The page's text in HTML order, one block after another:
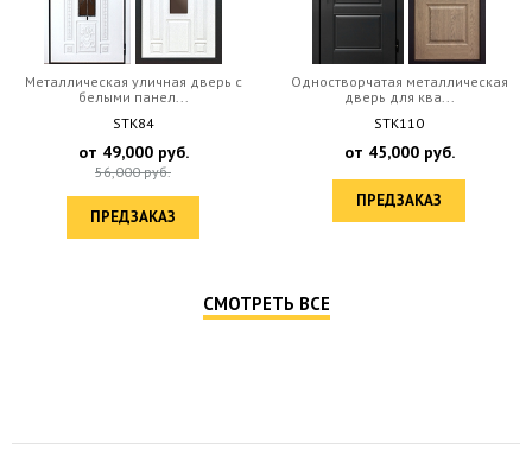
Одностворчатая металлическая
дверь для ква...
STK110
от45,000
ПРЕДЗАКАЗ
Дверь c МДФ шпон с двух
сторон, стеклом и ...
STK369
от80,000
СМОТРЕТЬ ВСЕ